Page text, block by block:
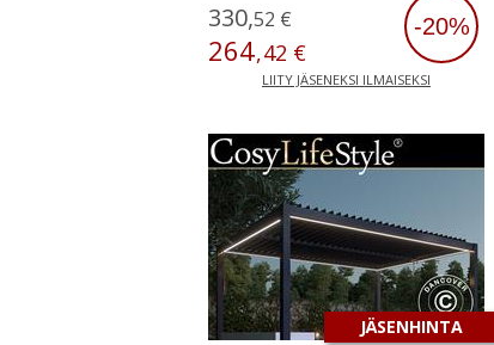
-20%
LIITY JÄSENEKSI ILMAISEKSI
330,52 €
264,42 €
JÄSENHINTA